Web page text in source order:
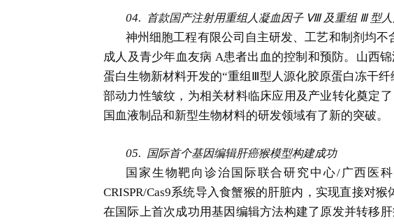
04. 首款国产注射用重组人凝血因子 Ⅷ 及重组 Ⅲ 型
神州细胞工程有限公司自主研发、工艺和制剂均
成人及青少年血友病 A患者出血的控制和预防。山西
蛋白生物新材料开发的“重组Ⅲ型人源化胶原蛋白冻干
部动力性皱纹，为相关材料临床应用及产业转化奠定
国血液制品和新型生物材料的研发领域有了新的突破。
05. 国际首个基因编辑肝癌猴模型构建成功
国家生物靶向诊治国际联合研究中心/广西医
CRISPR/Cas9系统导入食蟹猴的肝脏内，实现直接对
在国际上首次成功用基因编辑方法构建了原发并转移